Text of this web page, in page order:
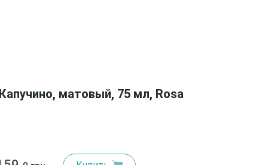
матовый, 75 мл, Rosa